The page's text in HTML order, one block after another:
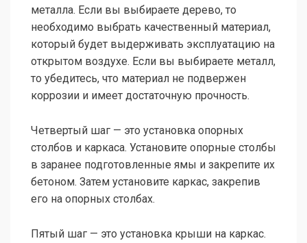
металла. Если вы выбираете дерево, то
необходимо выбрать качественный материал,
который будет выдерживать эксплуатацию на
открытом воздухе. Если вы выбираете металл,
то убедитесь, что материал не подвержен
коррозии и имеет достаточную прочность.
Четвертый шаг — это установка опорных
столбов и каркаса. Установите опорные столбы
в заранее подготовленные ямы и закрепите их
бетоном. Затем установите каркас, закрепив
его на опорных столбах.
Пятый шаг — это установка крыши на каркас.